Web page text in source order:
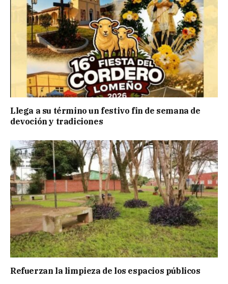
Llega a su término un festivo fin de semana de
devoción y tradiciones
Refuerzan la limpieza de los espacios públicos